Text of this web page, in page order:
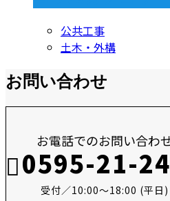
公共工事
土木・外構
お問い合わせ
お電話でのお問い合わ
0595-21-
受付／10:00～18:00 (平日)